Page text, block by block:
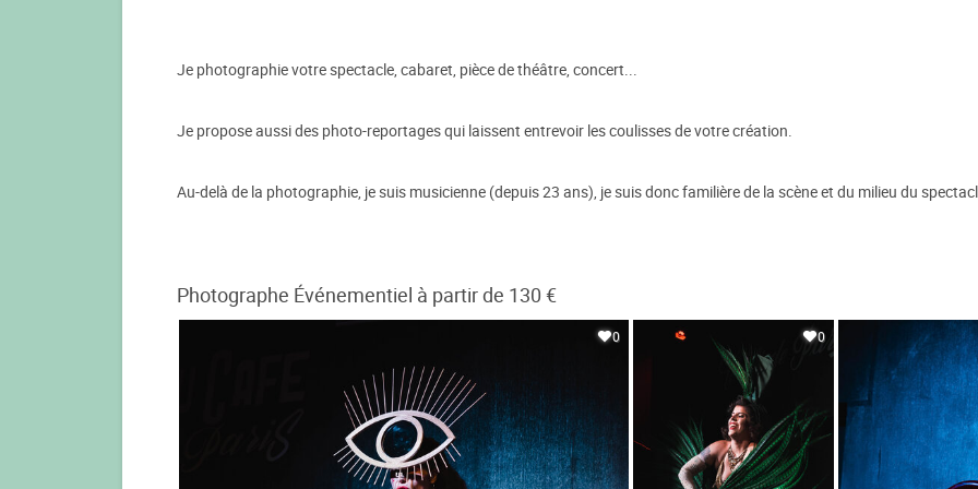
Je photographie votre spectacle, cabaret, pièce de théâtre, concert...
Je propose aussi des photo-reportages qui laissent entrevoir les coulisses de votre création.
Au-delà de la photographie, je suis musicienne (depuis 23 ans), je suis donc familière de la scène et du milieu du
Photographe Événementiel à partir de 130 €
0 0